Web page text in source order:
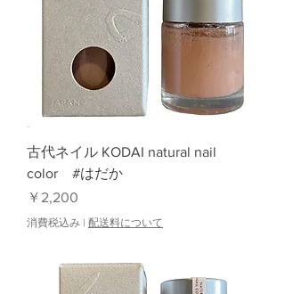
古代ネイル KODAI natural nail
color #はだか
価格
￥2,200
消費税込み | 配送料について